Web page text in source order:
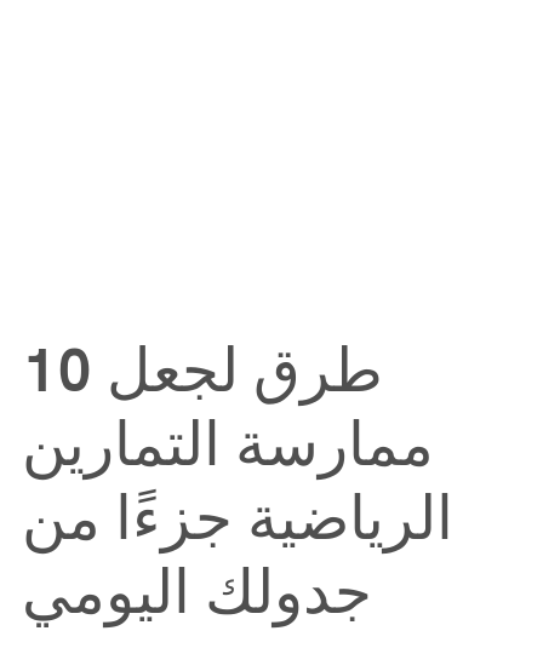
10 طرق لجعل
ممارسة التمارين
الرياضية جزءًا من
جدولك اليومي